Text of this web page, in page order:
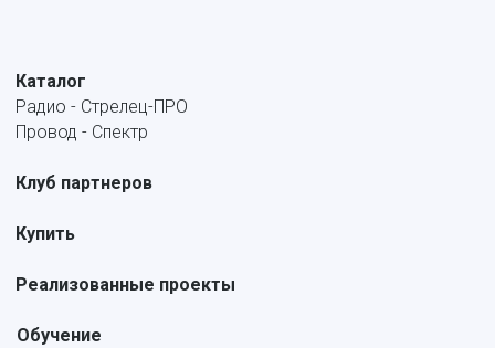
Каталог
Радио - Стрелец-ПРО
Провод - Спектр
Клуб партнеров
Купить
Реализованные проекты
Обучение